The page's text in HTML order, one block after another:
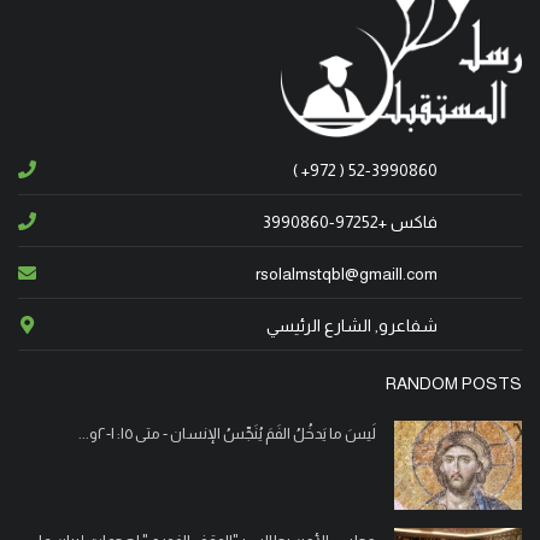
انتقل إلى الأخدار السماوية، في كندا، ابن شفاعمرو
الأرثوذكس، ومن ثم الى مثواه الأخير في القرية.
انتقل الى الأخدار السماوية في الناصرة، المأسوف على
بجراح خطيرة في حادث طرق وقع الليلة الماضية، على
( +972 ) 52-3990860
فاكس +97252-3990860
rsolalmstqbl@gmaill.com
شفاعرو, الشارع الرئيسي
RANDOM POSTS
لَيسَ ما يَدخُلُ الفَمَ يُنَجِّسُ الإنسان - متى ١٥: ١-٢و...